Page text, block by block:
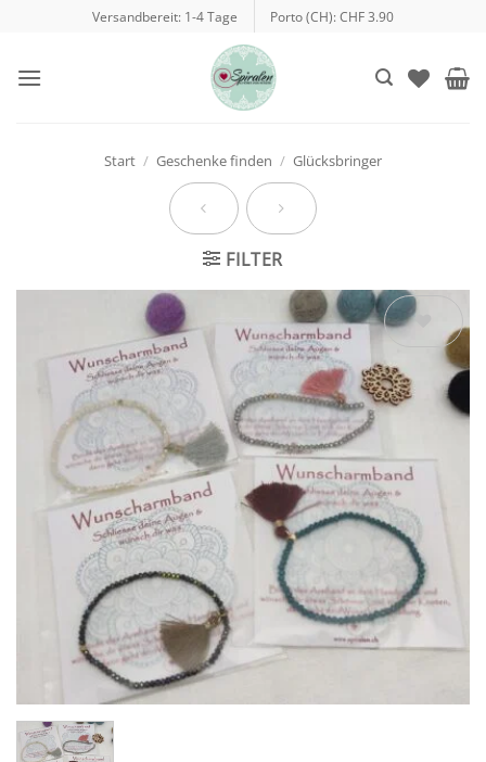
springen
Versandbereit: 1-4 Tage Porto (CH): CHF 3.90
Start / Geschenke finden / Glücksbringer
FILTER
Auf die
Wunschliste